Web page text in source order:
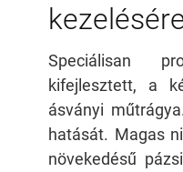
Speciálisan
kifejlesztett, a
ásványi
hatását. Magas
növekedésű